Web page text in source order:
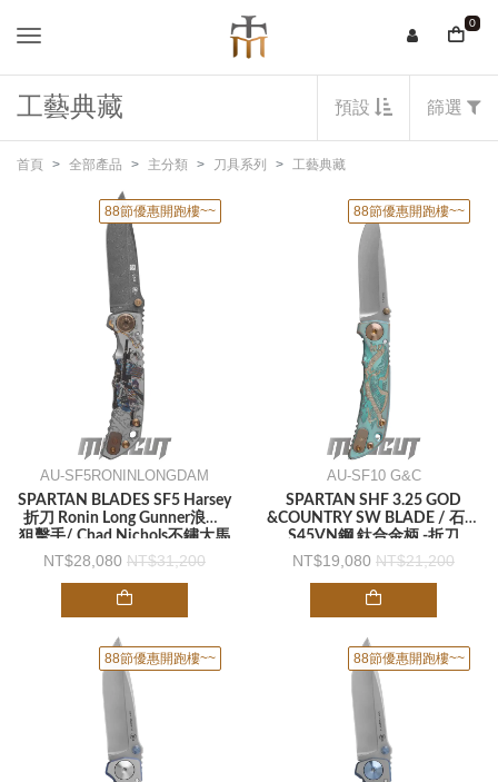
0
工藝典藏 預設 篩選
首頁 全部產品 主分類 刀具系列 工藝典藏
88節優惠開跑樓~~
AU-SF5RONINLONGDAM
SPARTAN BLADES SF5 Harsey
折刀 Ronin Long Gunner浪人-
狙擊手/ Chad Nichols不鏽大馬
士革鋼 鈦柄 -折刀
28,080 31,200
88節優惠開跑樓~~
AU-SF10 G&C
SPARTAN SHF 3.25 GOD
&COUNTRY SW BLADE / 石洗
S45VN鋼 鈦合金柄 -折刀
19,080 21,200
88節優惠開跑樓~~ 88節優惠開跑樓~~